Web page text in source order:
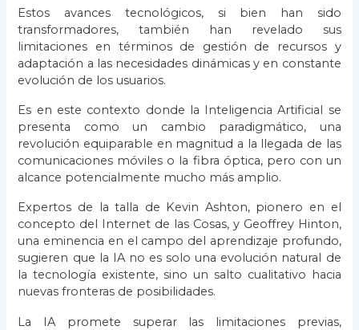
Estos avances tecnológicos, si bien han sido
transformadores, también han revelado sus
limitaciones en términos de gestión de recursos y
adaptación a las necesidades dinámicas y en constante
evolución de los usuarios.
Es en este contexto donde la Inteligencia Artificial se
presenta como un cambio paradigmático, una
revolución equiparable en magnitud a la llegada de las
comunicaciones móviles o la fibra óptica, pero con un
alcance potencialmente mucho más amplio.
Expertos de la talla de Kevin Ashton, pionero en el
concepto del Internet de las Cosas, y Geoffrey Hinton,
una eminencia en el campo del aprendizaje profundo,
sugieren que la IA no es solo una evolución natural de
la tecnología existente, sino un salto cualitativo hacia
nuevas fronteras de posibilidades.
La IA promete superar las limitaciones previas,